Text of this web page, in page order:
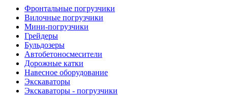
Фронтальные погрузчики
Вилочные погрузчики
Мини-погрузчики
Грейдеры
Бульдозеры
Автобетоносмесители
Дорожные катки
Навесное оборудование
Экскаваторы
Экскаваторы - погрузчики